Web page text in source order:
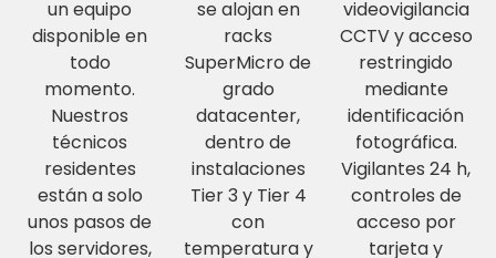
un equipo
disponible en
todo
momento.
Nuestros
técnicos
residentes
están a solo
unos pasos de
los servidores,
se alojan en
racks
SuperMicro de
grado
datacenter,
dentro de
instalaciones
Tier 3 y Tier 4
con
temperatura y
videovigilancia
CCTV y acceso
restringido
mediante
identificación
fotográfica.
Vigilantes 24 h,
controles de
acceso por
tarjeta y